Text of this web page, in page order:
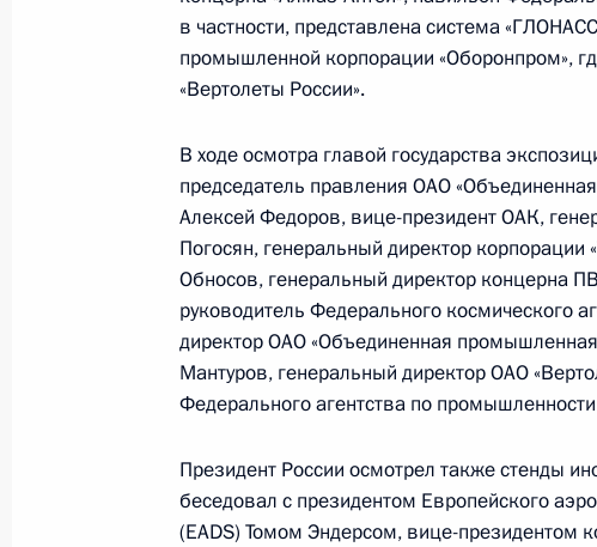
22 августа 2007 года, среда
Владимир Путин произвел кадровые
22 августа 2007 года, 14:30
Владимир Путин провел рабочую встречу
Правительства Михаилом Фрадковым
22 августа 2007 года, 13:30 Сочи
Владимир Путин утвердил список
подлежащих экспортному контролю
в частности, представлена система
промышленной корпорации «Оборонпром»,
«Вертолеты России».
В ходе осмотра главой государства
председатель правления ОАО
Алексей Федоров, вице-президент ОАК,
Погосян, генеральный директор корпорации
Обносов, генеральный директор концерна
руководитель Федерального космического
директор ОАО «Объединенная
Мантуров, генеральный директор ОАО
Федерального агентства по
Президент России осмотрел также стенды
беседовал с президентом Европейского
(EADS) Томом Эндерсом, вице-президентом